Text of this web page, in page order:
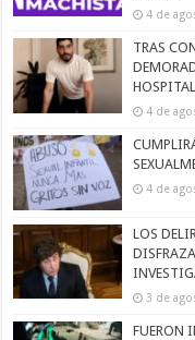
4 de
TRAS
4 de
4 de
LOS
3 de
FUERON